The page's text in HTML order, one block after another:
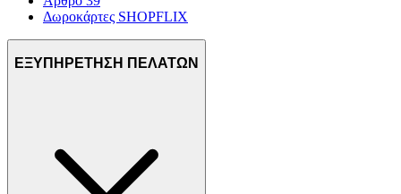
Δωροκάρτες SHOPFLIX
ΕΞΥΠΗΡΕΤΗΣΗ ΠΕΛΑΤΩΝ